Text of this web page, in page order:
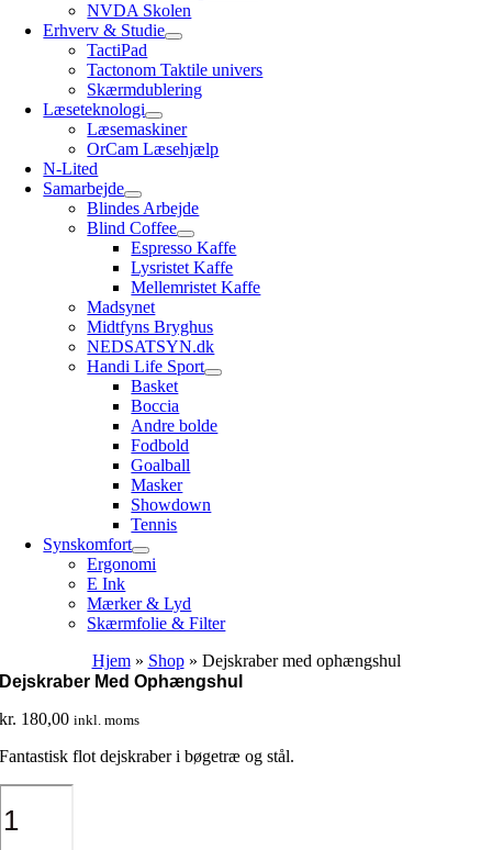
NVDA Skolen
Erhverv & Studie
TactiPad
Tactonom Taktile univers
Skærmdublering
Læseteknologi
Læsemaskiner
OrCam Læsehjælp
N-Lited
Samarbejde
Blindes Arbejde
Blind Coffee
Espresso Kaffe
Lysristet Kaffe
Mellemristet Kaffe
Madsynet
Midtfyns Bryghus
NEDSATSYN.dk
Handi Life Sport
Basket
Boccia
Andre bolde
Fodbold
Goalball
Masker
Showdown
Tennis
Synskomfort
Ergonomi
E Ink
Mærker & Lyd
Skærmfolie & Filter
Hjem» Shop» Dejskraber med ophængshul
Dejskraber Med Ophængshul
kr. 180,00 inkl. moms
Fantastisk flot dejskraber i bøgetræ og stål.